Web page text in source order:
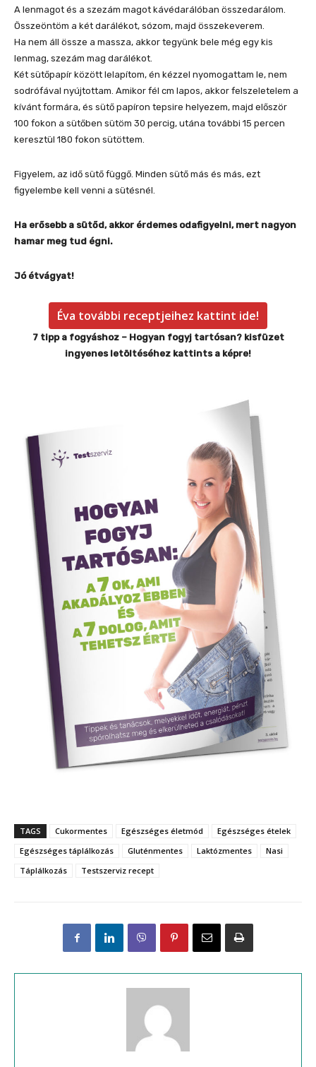
A lenmagot és a szezám magot kávédarálóban összedarálom.
Összeöntöm a két darálékot, sózom, majd összekeverem.
Ha nem áll össze a massza, akkor tegyünk bele még egy kis
lenmag, szezám mag darálékot.
Két sütőpapír között lelapítom, én kézzel nyomogattam le, nem
sodrófával nyújtottam. Amikor fél cm lapos, akkor felszeletelem a
kívánt formára, és sütő papíron tepsire helyezem, majd először
100 fokon a sütőben sütöm 30 percig, utána további 15 percen
keresztül 180 fokon sütöttem.
Figyelem, az idő sütő függő. Minden sütő más és más, ezt
figyelembe kell venni a sütésnél.
Ha erősebb a sütőd, akkor érdemes odafigyelni, mert nagyon
hamar meg tud égni.
Jó étvágyat!
Éva további receptjeihez kattint ide!
7 tipp a fogyáshoz – Hogyan fogyj tartósan? kisfüzet
ingyenes letöltéséhez kattints a képre!
TAGS Cukormentes Egészséges életmód
Egészséges ételek
Egészséges táplálkozás
Gluténmentes Laktózmentes
Nasi
Táplálkozás
Testszerviz recept